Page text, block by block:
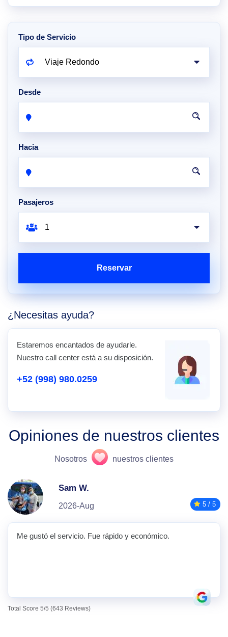
Tipo de Servicio
Desde
Hacia
Pasajeros
Reservar
¿Necesitas ayuda?
Estaremos encantados de ayudarle.
Nuestro call center está a su disposición.
+52 (998) 980.0259
Opiniones de nuestros clientes
Nosotros nuestros clientes
Sam W.
2026-Aug 5 / 5
Me gustó el servicio. Fue rápido y económico.
Total Score 5/5 (643 Reviews)